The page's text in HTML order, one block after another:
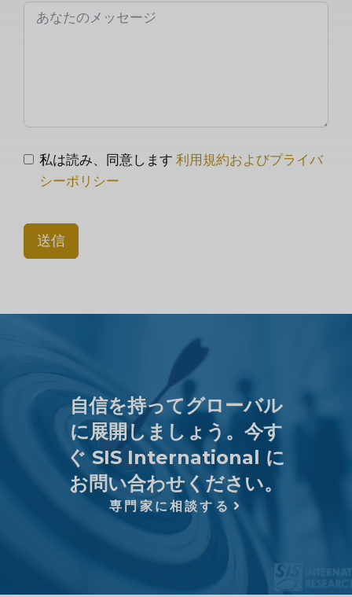
私は読み、同意します 利用規約およびプライバ
シーポリシー
送信
自信を持ってグローバル
に展開しましょう。今す
ぐ SIS International に
お問い合わせください。
専門家に相談する